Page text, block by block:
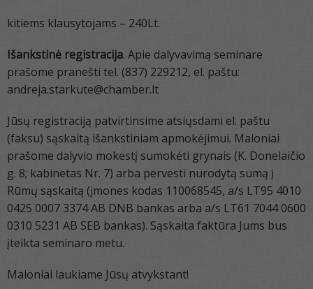
kitiems klausytojams – 240Lt.
Išankstinė registracija. Apie dalyvavimą seminare
prašome pranešti tel. (837) 229212, el. paštu:
andreja.starkute@chamber.lt
Jūsų registraciją patvirtinsime atsiųsdami el. paštu
(faksu) sąskaitą išankstiniam apmokėjimui. Maloniai
prašome dalyvio mokestį sumokėti grynais (K. Donelaičio
g. 8; kabinetas Nr. 7) arba pervesti nurodytą sumą į
Rūmų sąskaitą (įmones kodas 110068545, a/s LT95 4010
0425 0007 3374 AB DNB bankas arba a/s LT61 7044 0600
0310 5231 AB SEB bankas). Sąskaita faktūra Jums bus
įteikta seminaro metu.
Maloniai laukiame Jūsų atvykstant!